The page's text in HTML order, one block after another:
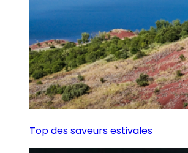
Top des saveurs estivales